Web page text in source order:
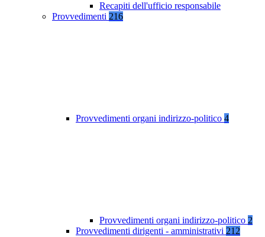
Recapiti dell'ufficio responsabile
Provvedimenti 216
Provvedimenti organi indirizzo-politico 4
Provvedimenti organi indirizzo-politico 2
Provvedimenti dirigenti - amministrativi 212